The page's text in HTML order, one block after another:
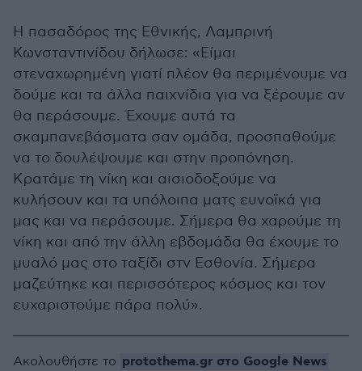
Η πασαδόρος της Εθνικής, Λαμπρινή
Κωνσταντινίδου δήλωσε: «Είμαι
στεναχωρημένη γιατί πλέον θα περιμένουμε να
δούμε και τα άλλα παιχνίδια για να ξέρουμε αν
θα περάσουμε. Έχουμε αυτά τα
σκαμπανεβάσματα σαν ομάδα, προσπαθούμε
να το δουλέψουμε και στην προπόνηση.
Κρατάμε τη νίκη και αισιοδοξούμε να
κυλήσουν και τα υπόλοιπα ματς ευνοϊκά για
μας και να περάσουμε. Σήμερα θα χαρούμε τη
νίκη και από την άλλη εβδομάδα θα έχουμε το
μυαλό μας στο ταξίδι στν Εσθονία. Σήμερα
μαζεύτηκε και περισσότερος κόσμος και τον
ευχαριστούμε πάρα πολύ».
Ακολουθήστε το protothema.gr στο Google News